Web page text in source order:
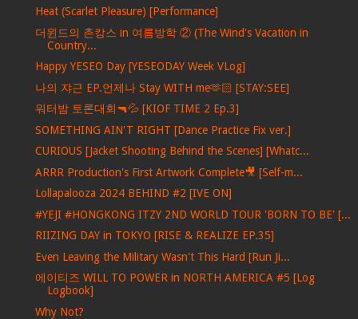
Heat (Scarlet Pleasure) [Performance]
더윈드의 촌캉스 in 여름방학 ② (The Wind's Vacation in
Country...
Happy YESEO Day [YESEODAY Week VLog]
나의 쟈근 EP.언제나 Stay WITH me🫶🏻 [STAY:SEE]
워터밤 토론대회🔫💦 [KIOF TIME 2 Ep.3]
SOMETHING AIN'T RIGHT [Dance Practice Fix ver.]
CURIOUS [Jacket Shooting Behind the Scenes] [Whatc...
ARRR Production's First Artwork Complete🎥 [Self-m...
Lollapalooza 2024 BEHIND #2 [IVE ON]
#YEJI #HONGKONG ITZY 2ND WORLD TOUR 'BORN TO BE' [...
RIIZING DAY in TOKYO [RISE & REALIZE EP.35]
Even Leaving the Military Wasn't This Hard [Run Ji...
에이티즈 WILL TO POWER in NORTH AMERICA #5 [Log
Logbook]
Why Not?